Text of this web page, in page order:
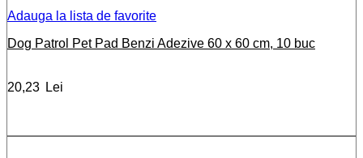
Adauga la lista de favorite
Dog Patrol Pet Pad Benzi Adezive 60 x 60 cm, 10 buc
20,23 Lei